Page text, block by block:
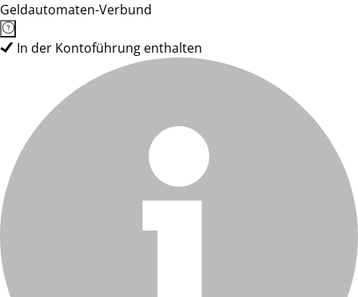
Geldautomaten-Verbund
In der Kontoführung enthalten